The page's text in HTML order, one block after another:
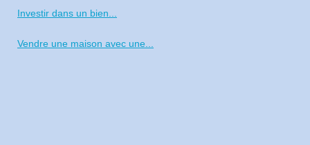
Investir dans un bien...
Vendre une maison avec une...